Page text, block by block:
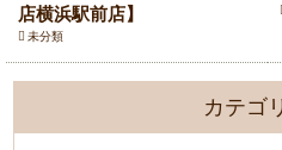
店横浜駅前店】
未分類
カテゴ